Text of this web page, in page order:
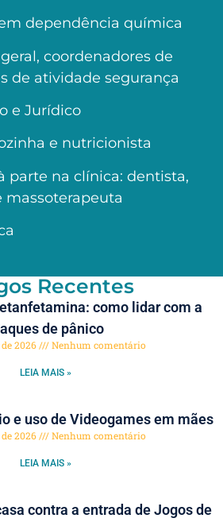
dependência química
coordenadores de
de atividade segurança
e Jurídico
e nutricionista
parte na clínica: dentista,
massoterapeuta
Recentes
como lidar com a
de pânico
2026 Nenhum comentário
LEIA MAIS »
e uso de Videogames em mães
2026 Nenhum comentário
LEIA MAIS »
contra a entrada de Jogos de